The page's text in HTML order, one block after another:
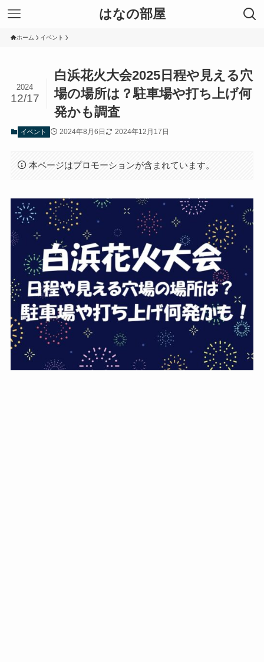
はなの部屋
ホーム イベント
白浜花火大会2025日程や見える穴
場の場所は？駐車場や打ち上げ何
発かも調査
2024
12/17
イベント 2024年8月6日 2024年12月17日
本ページはプロモーションが含まれています。